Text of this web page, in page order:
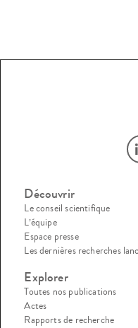
Découvrir
Le conseil scientifique
L’équipe
Espace presse
Les dernières recherches
Explorer
Toutes nos publications
Actes
Rapports de recherche